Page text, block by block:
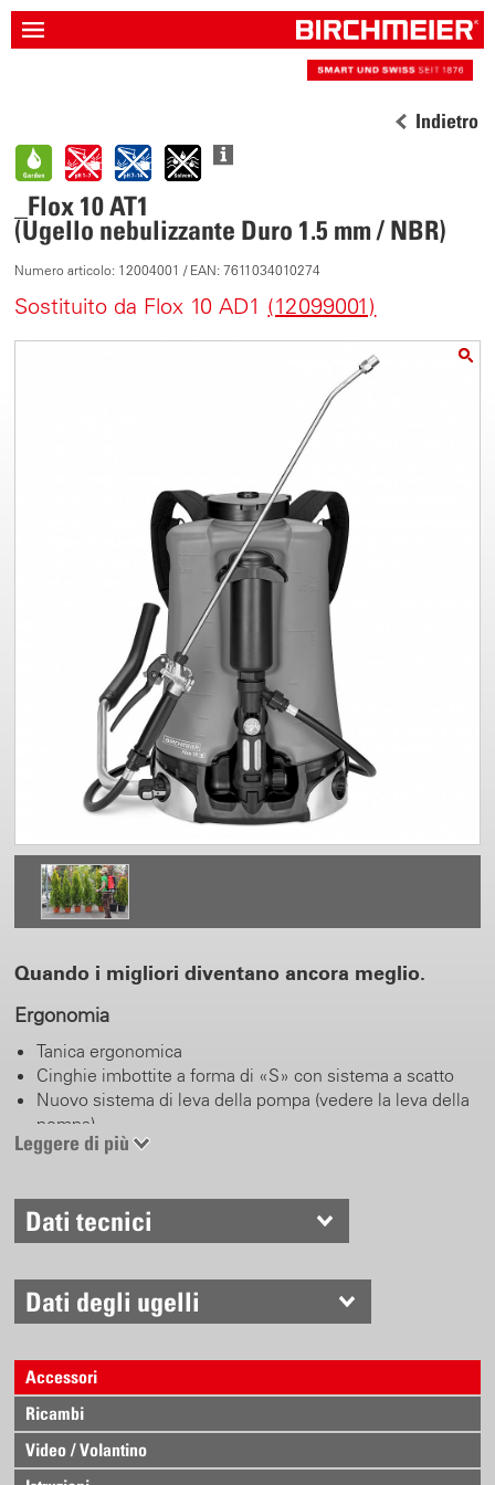
Indietro
_Flox 10 AT1
(Ugello nebulizzante Duro 1.5 mm / NBR)
Numero articolo: 12004001 / EAN: 7611034010274
Sostituito da Flox 10 AD1 (12099001)
Quando i migliori diventano ancora meglio.
Ergonomia
Tanica ergonomica
Cinghie imbottite a forma di «S» con sistema a scatto
Nuovo sistema di leva della pompa (vedere la leva della
pompa)
Cintura per anca e petto (opzionale)
Leva della pompa
Montabile a destra e sinistra
Posizione di lavoro e parcheggio
Acciaio inossidabile
Valvola manuale
Funzione di bloccaggio e arresto
Corpo robusto in ottone
Leggere di più
Dati tecnici
Dati degli ugelli
Accessori
Ricambi
Video / Volantino